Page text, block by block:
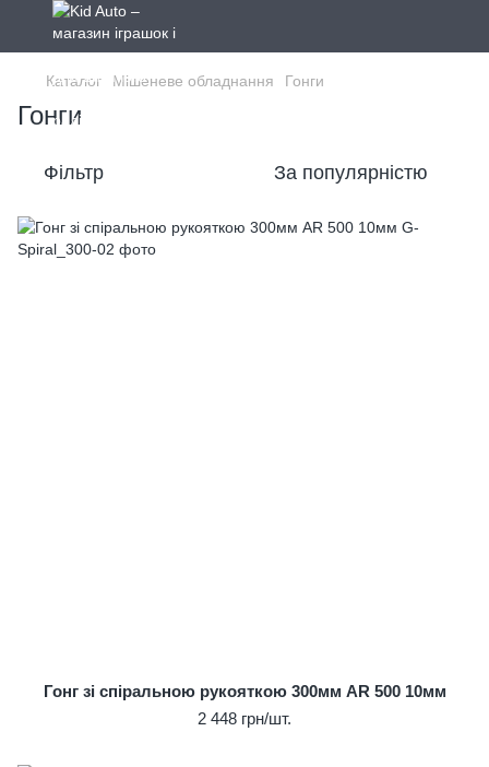
Каталог Мішеневе обладнання Гонги
Гонги
Фільтр За популярністю
Гонг зі спіральною рукояткою 300мм AR 500 10мм
2 448 грн/шт.